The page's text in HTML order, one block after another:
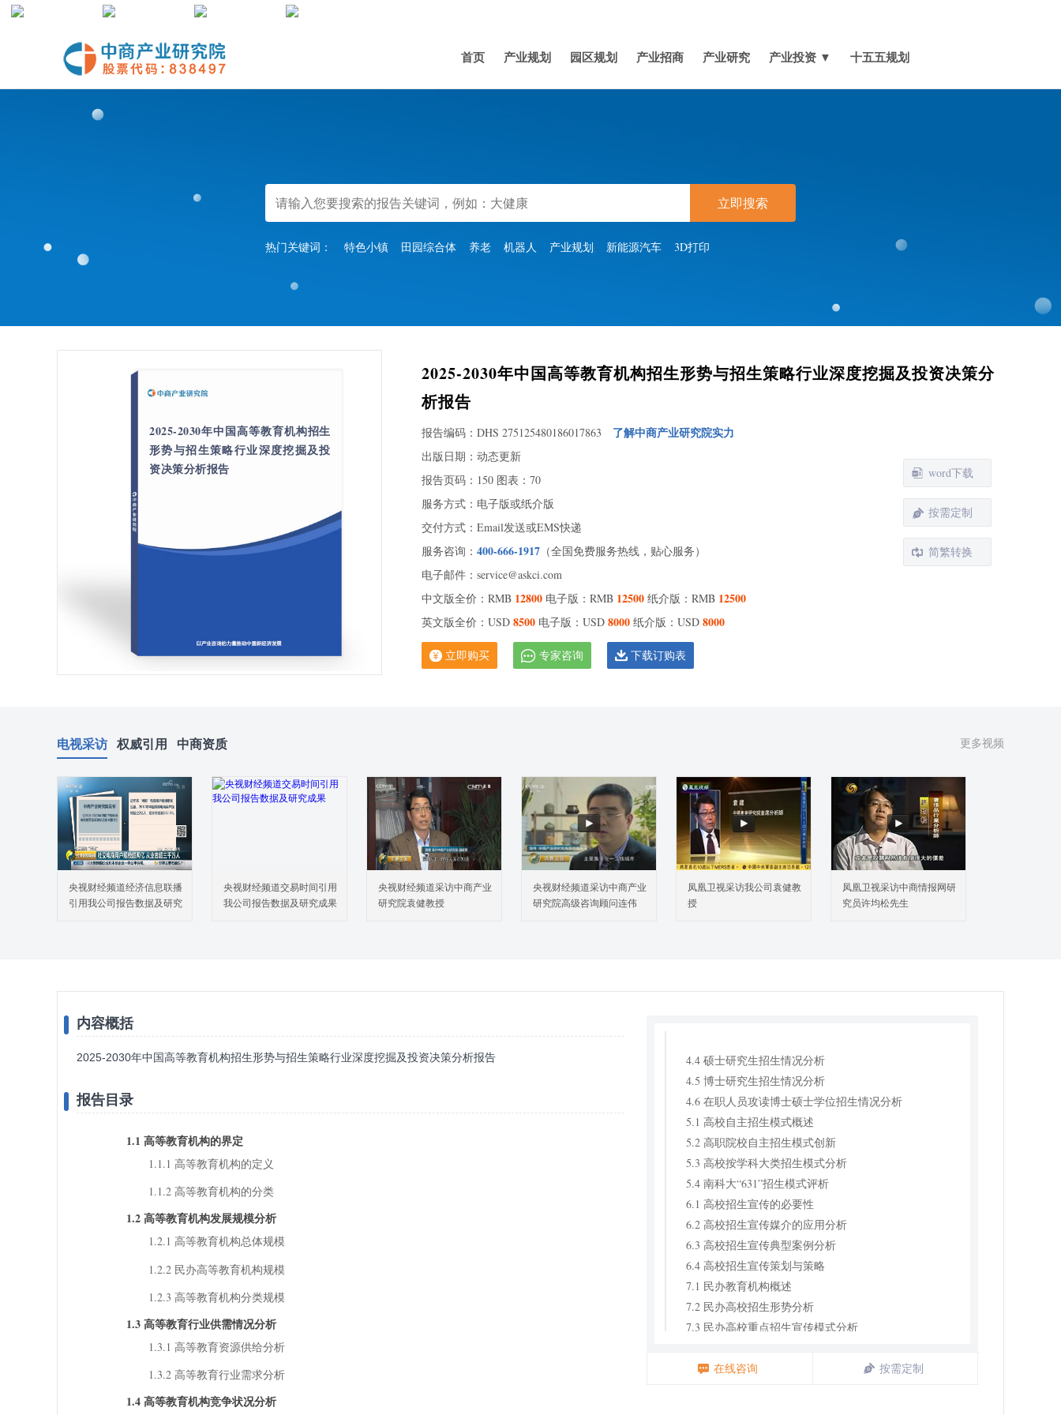
首页 产业规划 园区规划 产业招商 产业研究 产业投资 ▼ 十五五规划
立即搜索
热门关键词： 特色小镇 田园综合体 养老 机器人 产业规划 新能源汽车 3D打印
2025-2030年中国高等教育机构招生
形势与招生策略行业深度挖掘及投
资决策分析报告
2025-2030年中国高等教育机构招生形势与招生策略行业深度挖掘及投资决策分
析报告
报告编码：DHS 275125480186017863 了解中商产业研究院实力
出版日期：动态更新
报告页码：150 图表：70
服务方式：电子版或纸介版
交付方式：Email发送或EMS快递
服务咨询： 400-666-1917 （全国免费服务热线，贴心服务）
电子邮件：service@askci.com
中文版全价：RMB 12800 电子版：RMB 12500 纸介版：RMB 12500
英文版全价：USD 8500 电子版：USD 8000 纸介版：USD 8000
立即购买 专家咨询 下载订购表
word下载
按需定制
简繁转换
电视采访 权威引用 中商资质
央视财经频道经济信息联播
引用我公司报告数据及研究
央视财经频道交易时间引用
我公司报告数据及研究成果
央视财经频道采访中商产业
研究院袁健教授
央视财经频道采访中商产业
研究院高级咨询顾问连伟
凤凰卫视采访我公司袁健教
授
凤凰卫视采访中商情报网研
究员许均松先生
更多视频
内容概括
2025-2030年中国高等教育机构招生形势与招生策略行业深度挖掘及投资决策分析报告
报告目录
1.1 高等教育机构的界定
1.1.1 高等教育机构的定义
1.1.2 高等教育机构的分类
1.2 高等教育机构发展规模分析
1.2.1 高等教育机构总体规模
1.2.2 民办高等教育机构规模
1.2.3 高等教育机构分类规模
1.3 高等教育行业供需情况分析
1.3.1 高等教育资源供给分析
1.3.2 高等教育行业需求分析
1.4 高等教育机构竞争状况分析
1.1 高等教育机构的界定
1.2 高等教育机构发展规模分析
1.3 高等教育行业供需情况分析
1.4 高等教育机构竞争状况分析
2.1 中国高考招生制度改革
2.2 国外高校考试招生制度介绍
4.4 硕士研究生招生情况分析
4.5 博士研究生招生情况分析
4.6 在职人员攻读博士硕士学位招生情况分析
5.1 高校自主招生模式概述
5.2 高职院校自主招生模式创新
5.3 高校按学科大类招生模式分析
5.4 南科大“631”招生模式评析
6.1 高校招生宣传的必要性
6.2 高校招生宣传媒介的应用分析
6.3 高校招生宣传典型案例分析
6.4 高校招生宣传策划与策略
7.1 民办教育机构概述
7.2 民办高校招生形势分析
7.3 民办高校重点招生宣传模式分析
8.1 高校留学生生源分析
在线咨询 按需定制